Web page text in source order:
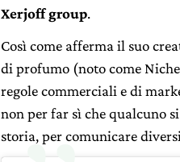
Xerjoff group.
Così come afferma il suo
di profumo (noto come
regole commerciali e di
non per far sì che qualcuno
storia, per comunicare